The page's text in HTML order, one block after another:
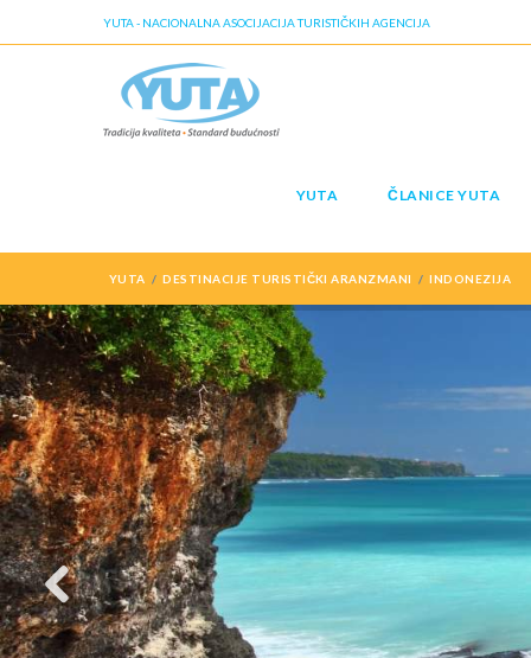
YUTA - NACIONALNA ASOCIJACIJA TURISTIČKIH AGENCIJA
YUTA ČLANICE YUTA
YUTA DESTINACIJE TURISTIČKI ARANZMANI INDONEZIJA